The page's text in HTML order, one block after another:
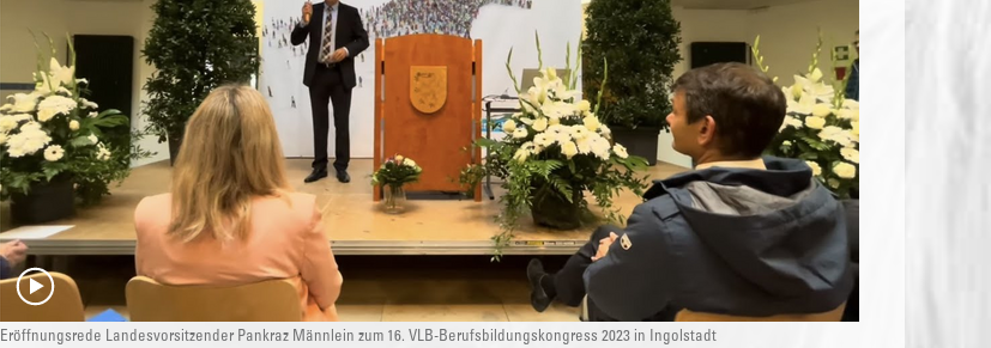
Eröffnungsrede Landesvorsitzender Pankraz Männlein zum 16. VLB-Berufsbildungskongress 2023 in Ingolstadt